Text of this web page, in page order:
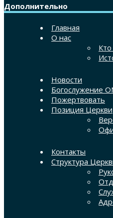
Дополнительно
Главная
О нас
Новости
Богослужение
Пожертвовать
Позиция Церкви
Контакты
Структура